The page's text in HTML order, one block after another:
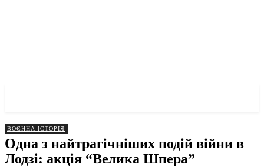
ВОЄННА ІСТОРІЯ
Одна з найтрагічніших подій війни в
Лодзі: акція “Велика Шпера”